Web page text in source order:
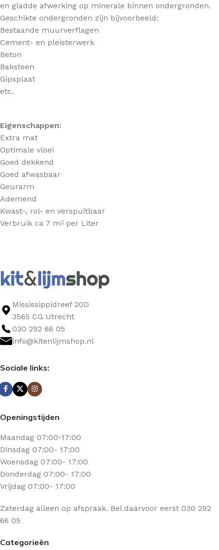
en gladde afwerking op minerale binnen ondergronden.
Geschikte ondergronden zijn bijvoorbeeld:
Bestaande muurverflagen
Cement- en pleisterwerk
Beton
Baksteen
Gipsplaat
etc.
Eigenschappen:
Extra mat
Optimale vloei
Goed dekkend
Goed afwasbaar
Geurarm
Ademend
Kwast-, rol- en verspuitbaar
Verbruik ca 7 m2 per Liter
Mississippidreef 20D
3565 CG Utrecht
030 292 66 05
info@kitenlijmshop.nl
Sociale links:
Openingstijden
Maandag 07:00-17:00
Dinsdag 07:00- 17:00
Woensdag 07:00- 17:00
Donderdag 07:00- 17:00
Vrijdag 07:00- 17:00
Zaterdag alleen op afspraak. Bel daarvoor eerst 030 292
66 05
Categorieën